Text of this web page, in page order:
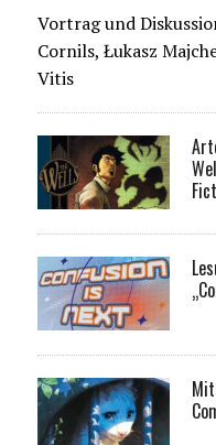
Vortrag und
Cornils, Łukasz
Vitis